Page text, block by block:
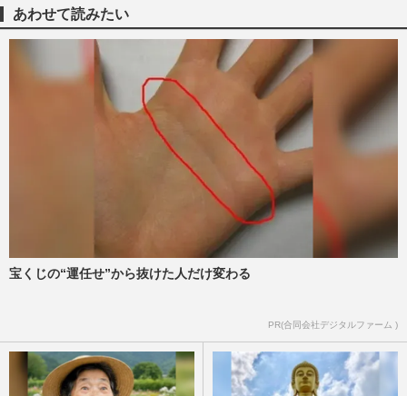
あわせて読みたい
宝くじの“運任せ”から抜けた人だけ変わる
PR(合同会社デジタルファーム )